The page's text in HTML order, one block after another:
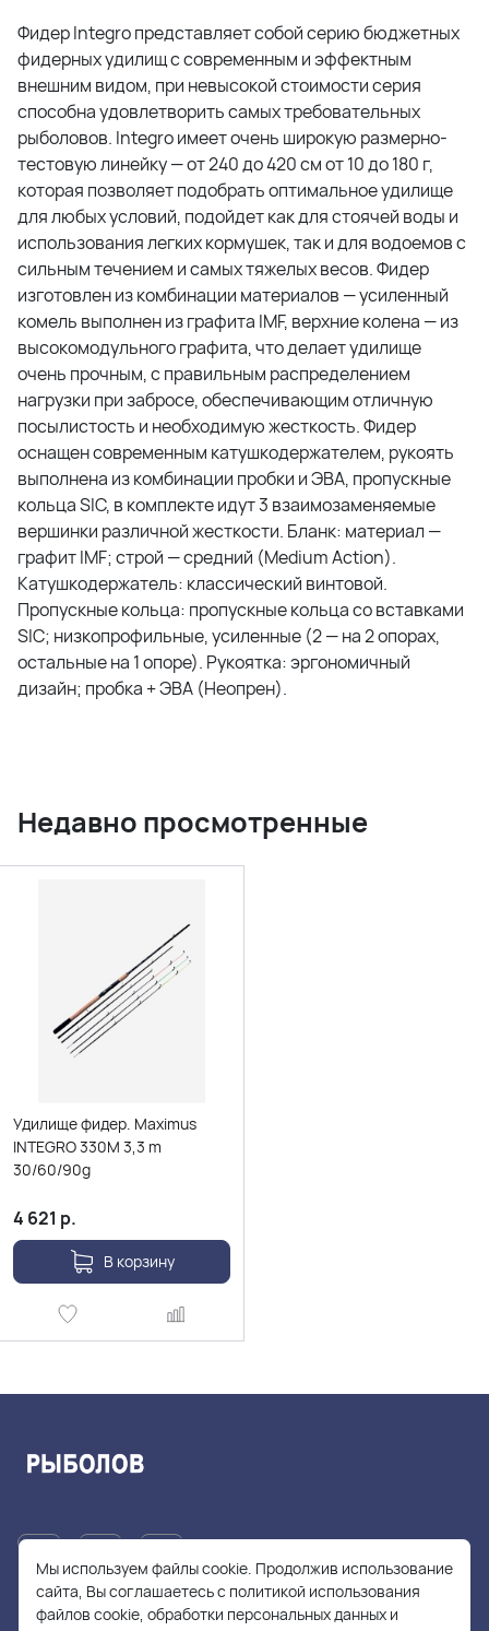
Фидер Integro представляет собой серию бюджетных
фидерных удилищ c современным и эффектным
внешним видом, при невысокой стоимости серия
способна удовлетворить самых требовательных
рыболовов. Integro имеет очень широкую размерно-
тестовую линейку — от 240 до 420 см от 10 до 180 г,
которая позволяет подобрать оптимальное удилище
для любых условий, подойдет как для стоячей воды и
использования легких кормушек, так и для водоемов с
сильным течением и самых тяжелых весов. Фидер
изготовлен из комбинации материалов — усиленный
комель выполнен из графита IMF, верхние колена — из
высокомодульного графита, что делает удилище
очень прочным, с правильным распределением
нагрузки при забросе, обеспечивающим отличную
посылистость и необходимую жесткость. Фидер
оснащен современным катушкодержателем, рукоять
выполнена из комбинации пробки и ЭВА, пропускные
кольца SIC, в комплекте идут 3 взаимозаменяемые
вершинки различной жесткости. Бланк: материал —
графит IMF; строй — средний (Medium Action).
Катушкодержатель: классический винтовой.
Пропускные кольца: пропускные кольца со вставками
SIC; низкопрофильные, усиленные (2 — на 2 опорах,
остальные на 1 опоре). Рукоятка: эргономичный
дизайн; пробка + ЭВА (Неопрен).
Недавно просмотренные
Удилище фидер. Maximus
INTEGRO 330M 3,3 m
30/60/90g
4 621 р.
В корзину
+7(905)705-55-49
Мы используем файлы cookie. Продолжив использование
сайта, Вы соглашаетесь с политикой использования
файлов cookie, обработки персональных данных и